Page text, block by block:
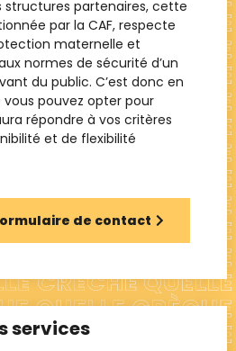
partenaires, cette
par la CAF, respecte
maternelle et
normes de sécurité d’un
du public. C’est donc en
pouvez opter pour
répondre à vos critères
et de flexibilité
de contact
services